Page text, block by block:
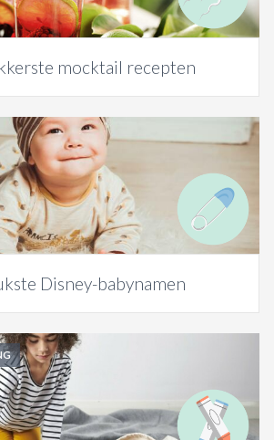
mocktail recepten
Disney-babynamen